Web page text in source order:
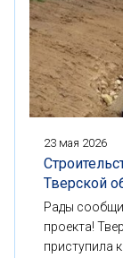
23 мая 2026
Тверской
Рады
проекта!
приступила